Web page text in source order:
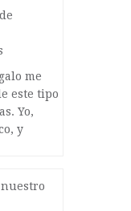
me
este tipo
Yo,
y